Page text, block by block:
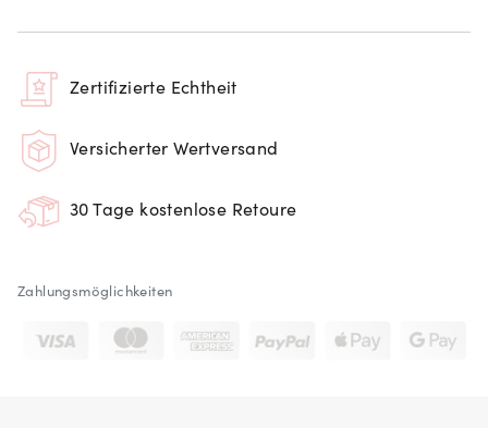
Zertifizierte Echtheit
Versicherter Wertversand
30 Tage kostenlose Retoure
Zahlungsmöglichkeiten